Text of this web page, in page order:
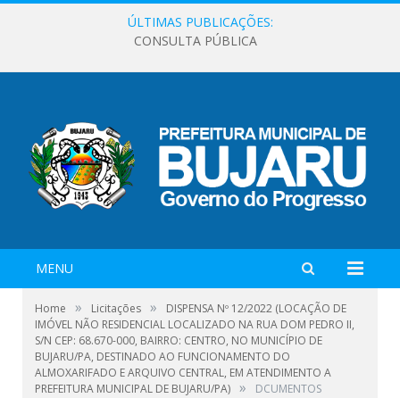
ÚLTIMAS PUBLICAÇÕES:
CONSULTA PÚBLICA
MENU
Home » Licitações »
DISPENSA Nº 12/2022 (LOCAÇÃO DE
IMÓVEL NÃO RESIDENCIAL LOCALIZADO NA RUA DOM PEDRO II,
S/N CEP: 68.670-000, BAIRRO: CENTRO, NO MUNICÍPIO DE
BUJARU/PA, DESTINADO AO FUNCIONAMENTO DO
ALMOXARIFADO E ARQUIVO CENTRAL, EM ATENDIMENTO A
PREFEITURA MUNICIPAL DE BUJARU/PA) » DCUMENTOS